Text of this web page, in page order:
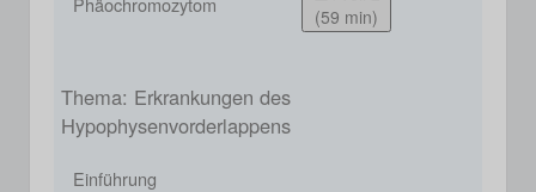
(59 min)
Thema: Erkrankungen des
Hypophysenvorderlappens
Einführung